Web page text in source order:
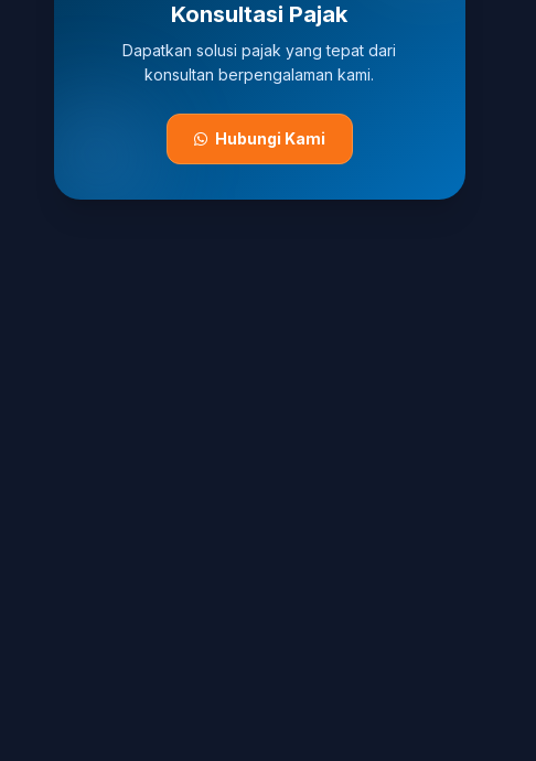
Konsultasi Pajak
Dapatkan solusi pajak yang tepat dari
konsultan berpengalaman kami.
Hubungi Kami